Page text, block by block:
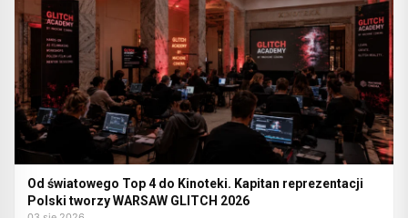
Od światowego Top 4 do Kinoteki. Kapitan reprezentacji
Polski tworzy WARSAW GLITCH 2026